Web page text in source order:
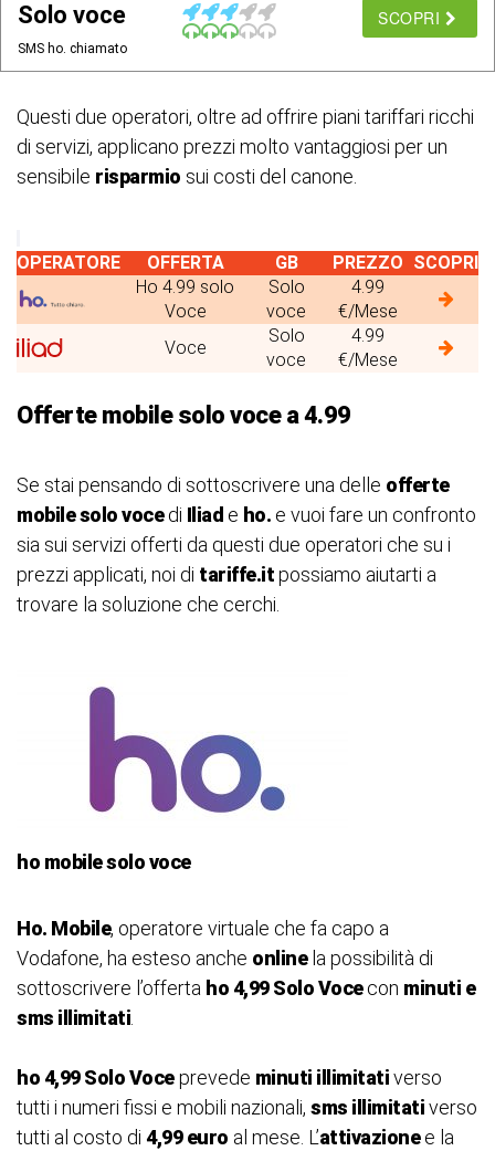
Solo voce
SMS ho. chiamato
SCOPRI
Questi due operatori, oltre ad offrire piani tariffari ricchi
di servizi, applicano prezzi molto vantaggiosi per un
sensibile risparmio sui costi del canone.
OPERATORE OFFERTA GB PREZZO SCOPRI
Ho 4.99 solo
Voce
Solo
voce
4.99
€/Mese
Voce
Solo
voce
4.99
€/Mese
Offerte mobile solo voce a 4.99
Se stai pensando di sottoscrivere una delle offerte
mobile solo vocedi Iliad e ho. e vuoi fare un confronto
sia sui servizi offerti da questi due operatori che su i
prezzi applicati, noi di tariffe.itpossiamo aiutarti a
trovare la soluzione che cerchi.
ho mobile solo voce
Ho. Mobile, operatore virtuale che fa capo a
Vodafone, ha esteso anche onlinela possibilità di
sottoscrivere l’offerta ho 4,99 Solo Vocecon minuti e
sms illimitati
ho 4,99 Solo Voceprevede minuti illimitativerso
tutti i numeri fissi e mobili nazionali, sms illimitativerso
tutti al costo di 4,99 euro al mese. L’attivazionee la